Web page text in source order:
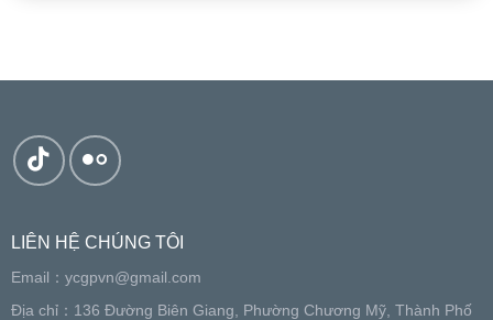
LIÊN HỆ CHÚNG TÔI
Email： ycgpvn@gmail.com
Địa chỉ：136 Đường Biên Giang, Phường Chương Mỹ, Thành Phố